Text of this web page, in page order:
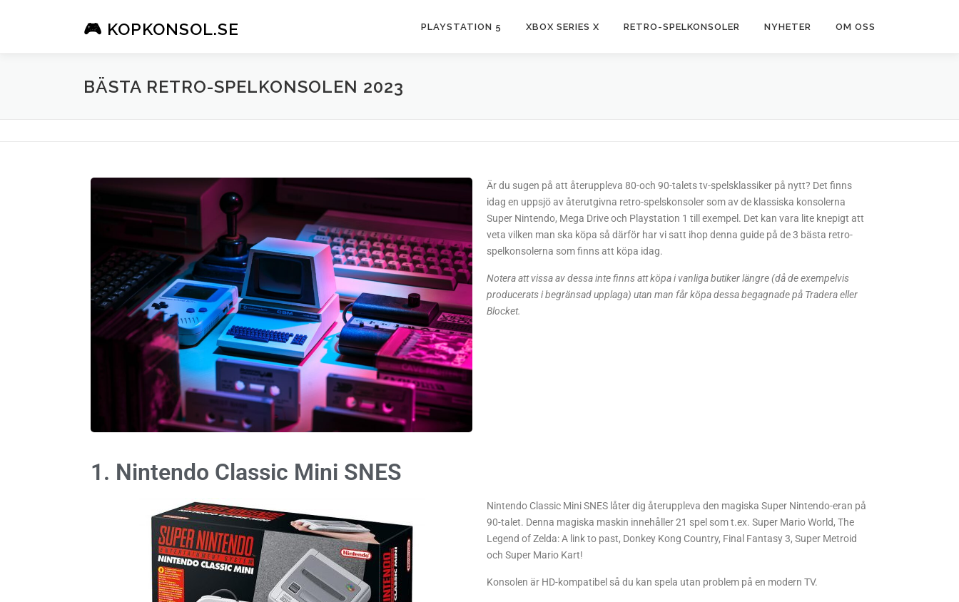
🎮 KOPKONSOL.SE PLAYSTATION 5 XBOX SERIES X RETRO-SPELKONSOLER NYHETER OM OSS
BÄSTA RETRO-SPELKONSOLEN 2023
Är du sugen på att återuppleva 80-och 90-talets tv-spelsklassiker på nytt? Det finns
idag en uppsjö av återutgivna retro-spelskonsoler som av de klassiska konsolerna
Super Nintendo, Mega Drive och Playstation 1 till exempel. Det kan vara lite knepigt att
veta vilken man ska köpa så därför har vi satt ihop denna guide på de 3 bästa retro-
spelkonsolerna som finns att köpa idag.
Notera att vissa av dessa inte finns att köpa i vanliga butiker längre (då de exempelvis
producerats i begränsad upplaga) utan man får köpa dessa begagnade på Tradera eller
Blocket.
1. Nintendo Classic Mini SNES
Nintendo Classic Mini SNES låter dig återuppleva den magiska Super Nintendo-eran på
90-talet. Denna magiska maskin innehåller 21 spel som t.ex. Super Mario World, The
Legend of Zelda: A link to past, Donkey Kong Country, Final Fantasy 3, Super Metroid
och Super Mario Kart!
Konsolen är HD-kompatibel så du kan spela utan problem på en modern TV.